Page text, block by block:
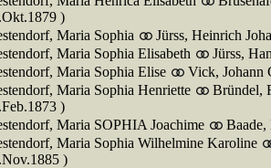
)
Maria Sophia
Jürss, Heinrich
Maria Sophia Elisabeth
Jürss,
Maria Sophia Elise
Vick, Johann
Maria Sophia Henriette
Bründel,
)
Maria SOPHIA Joachime
Maria Sophia Wilhelmine Karoline
)